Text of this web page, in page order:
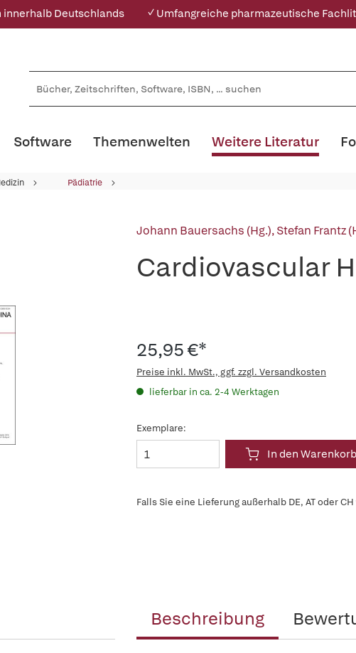
innerhalb Deutschlands ✓ Umfangreiche pharmazeutische
Software Themenwelten Weitere Literatur
Pädiatrie
Johann Bauersachs (Hg.),Stefan Frantz
Cardiovascular
25,95 €*
Preise inkl. MwSt., ggf. zzgl. Versandkosten
lieferbar in ca. 2-4 Werktagen
Exemplare:
In den Warenkorb
Falls Sie eine Lieferung außerhalb DE, AT oder
Beschreibung